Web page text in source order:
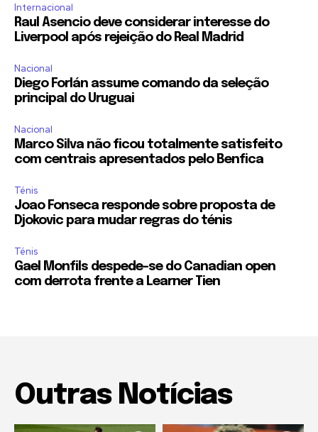
Internacional
Raul Asencio deve considerar interesse do
Liverpool após rejeição do Real Madrid
Nacional
Diego Forlán assume comando da seleção
principal do Uruguai
Nacional
Marco Silva não ficou totalmente satisfeito
com centrais apresentados pelo Benfica
Ténis
Joao Fonseca responde sobre proposta de
Djokovic para mudar regras do ténis
Ténis
Gael Monfils despede-se do Canadian open
com derrota frente a Learner Tien
Outras Notícias